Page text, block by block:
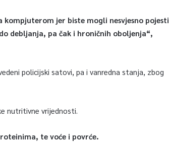
kompjuterom jer biste mogli nesvjesno pojesti
debljanja, pa čak i hroničnih oboljenja“,
policijski satovi, pa i vanredna stanja, zbog
nutritivne vrijednosti.
te voće i povrće.